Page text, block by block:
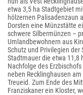
etwa 3,5 ha Stadtgebiet
hölzernen Palisadenzaun
Dorsten eine Münzstätte
schwere Silbermünzen –
Umlandbewohnern aus
Schutz und Privilegien
Stadtmauer die etwa 11,8
Nachfolge des
neben Recklinghausen
Treueid. Zum Ende des
Franziskaner ein Kloster,